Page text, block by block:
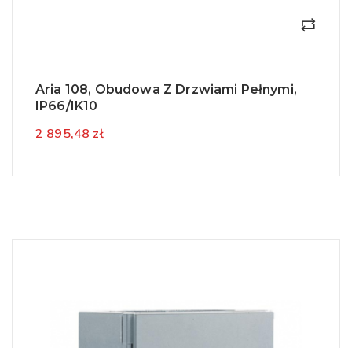
Aria 108, Obudowa Z Drzwiami Pełnymi,
IP66/IK10
2 895,48 zł